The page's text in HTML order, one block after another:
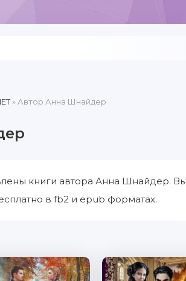
» Автор Анна Шнайдер
книги автора Анна Шнайдер.
в fb2 и epub форматах.